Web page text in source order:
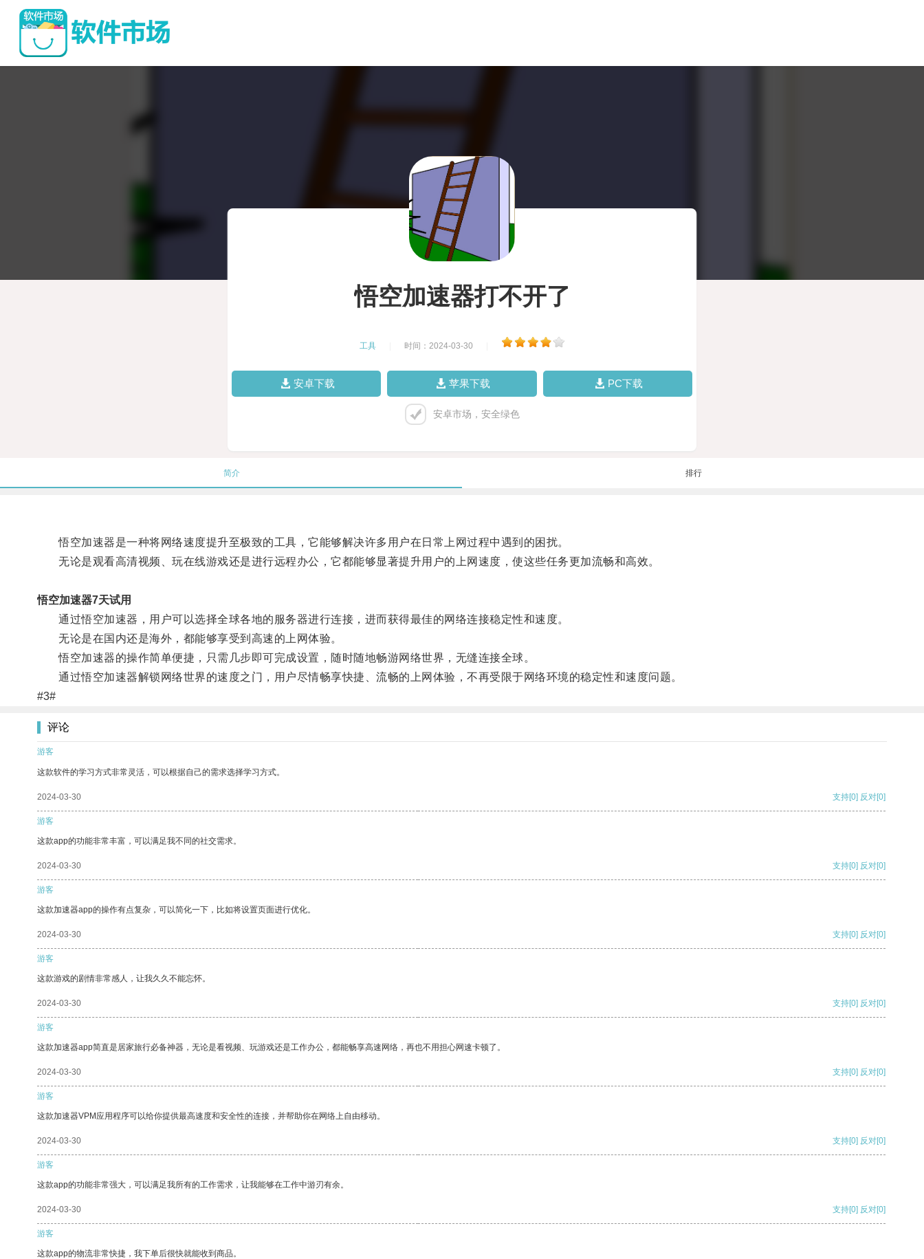
悟空加速器打不开了
工具 时间：2024-03-30
安卓下载 苹果下载 PC下载
安卓市场，安全绿色
简介 排行
悟空加速器是一种将网络速度提升至极致的工具，它能够解决许多用户在日常上网过程中遇到的困扰。
无论是观看高清视频、玩在线游戏还是进行远程办公，它都能够显著提升用户的上网速度，使这些任务更加流畅和高效。
悟空加速器7天试用
通过悟空加速器，用户可以选择全球各地的服务器进行连接，进而获得最佳的网络连接稳定性和速度。
无论是在国内还是海外，都能够享受到高速的上网体验。
悟空加速器的操作简单便捷，只需几步即可完成设置，随时随地畅游网络世界，无缝连接全球。
通过悟空加速器解锁网络世界的速度之门，用户尽情畅享快捷、流畅的上网体验，不再受限于网络环境的稳定性和速度问题。
#3#
评论
游客
这款软件的学习方式非常灵活，可以根据自己的需求选择学习方式。
2024-03-30 支持[0] 反对[0]
游客
这款app的功能非常丰富，可以满足我不同的社交需求。
2024-03-30 支持[0] 反对[0]
游客
这款加速器app的操作有点复杂，可以简化一下，比如将设置页面进行优化。
2024-03-30 支持[0] 反对[0]
游客
这款游戏的剧情非常感人，让我久久不能忘怀。
2024-03-30 支持[0] 反对[0]
游客
这款加速器app简直是居家旅行必备神器，无论是看视频、玩游戏还是工作办公，都能畅享高速网络，再也不用担心网速卡顿了。
2024-03-30 支持[0] 反对[0]
游客
这款加速器VPM应用程序可以给你提供最高速度和安全性的连接，并帮助你在网络上自由移动。
2024-03-30 支持[0] 反对[0]
游客
这款app的功能非常强大，可以满足我所有的工作需求，让我能够在工作中游刃有余。
2024-03-30 支持[0] 反对[0]
游客
这款app的物流非常快捷，我下单后很快就能收到商品。